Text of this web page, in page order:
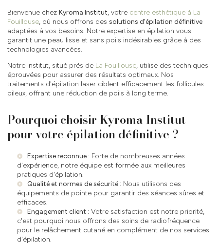
Bienvenue chez Kyroma Institut, votre centre esthétique à La
Fouillouse, où nous offrons des solutions d'épilation définitive
adaptées à vos besoins. Notre expertise en épilation vous
garantit une peau lisse et sans poils indésirables grâce à des
technologies avancées.
Notre institut, situé près de La Fouillouse, utilise des techniques
éprouvées pour assurer des résultats optimaux. Nos
traitements d'épilation laser ciblent efficacement les follicules
pileux, offrant une réduction de poils à long terme.
Pourquoi choisir Kyroma Institut
pour votre épilation définitive ?
Expertise reconnue : Forte de nombreuses années
d'expérience, notre équipe est formée aux meilleures
pratiques d'épilation.
Qualité et normes de sécurité : Nous utilisons des
équipements de pointe pour garantir des séances sûres et
efficaces.
Engagement client : Votre satisfaction est notre priorité,
c'est pourquoi nous offrons des soins de radiofréquence
pour le relâchement cutané en complément de nos services
d'épilation.